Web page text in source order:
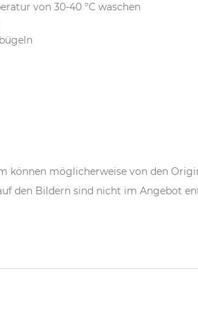
von 30-40 °C waschen
können möglicherweise von den
den Bildern sind nicht im Angebot